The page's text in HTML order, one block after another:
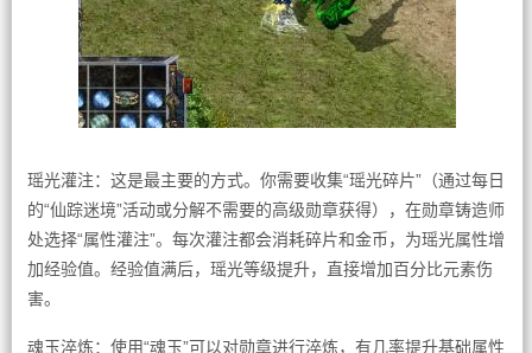
瑶光灌注：这是最主要的方式。你需要收集“瑶光碎片”（通过每日
的“仙踪迷境”活动或分解不需要的高级勋章获得），在勋章铸造师
处选择“属性灌注”。每次灌注都会消耗碎片和金币，为瑶光属性增
加经验值。经验值满后，瑶光等级提升，直接增加百分比元素伤
害。
魂玉淬炼：使用“魂玉”可以对勋章进行淬炼，有几率提升基础属性